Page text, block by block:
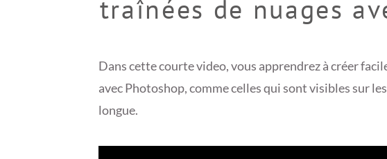
traînées de nuages
Dans cette courte video, vous apprendrez à créer
avec Photoshop, comme celles qui sont visibles sur
longue.